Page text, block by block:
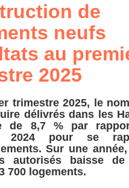
de
neufs
au
2025
trimestre 2025, le
délivrés dans les
de 8,7 % par
2024 pour se
Sur une
autorisés baisse
700 logements.